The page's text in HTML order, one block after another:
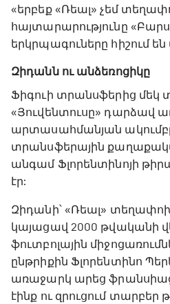
«երբեք «Ռեալ» չեմ
հայտարարությունը
երկրպագուները հիշում են
Զիդանն ու անձեռոցիկը
Ֆիգուի տրանսֆերից մեկ
«Յուվենտուսը» դարձավ
արտասահմանյան
տրանսֆերային
անգամ Ֆլորենտինոյի
էր:
Զիդանի՝ «Ռեալ»
կայացավ 2000 թվականի
ֆուտբոլային
ընթրիքին Ֆլորենտինո
առաջարկ արեց
էինք ու զրուցում տարբեր